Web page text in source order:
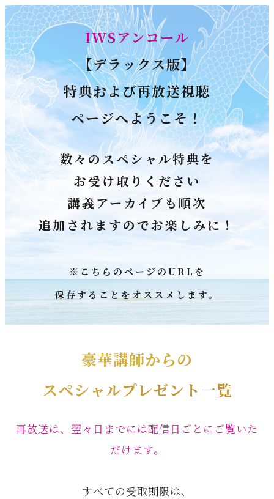
IWSアンコール
【デラックス版】
特典および再放送視聴
ページへようこそ！
数々のスペシャル特典を
お受け取りください
講義アーカイブも順次
追加されますのでお楽しみに！
※こちらのページのURLを
保存することをオススメします。
豪華講師からの
スペシャルプレゼント一覧
再放送は、翌々日までには配信日ごとにご覧いた
だけます。
すべての受取期限は、